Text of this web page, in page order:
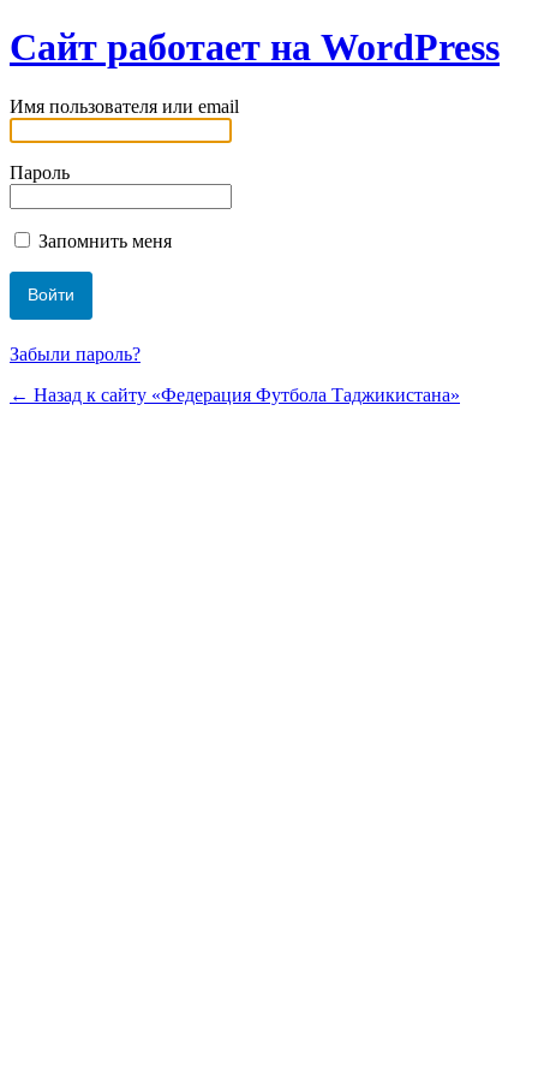
Сайт работает на WordPress
Имя пользователя или email
Пароль
Запомнить меня
Забыли пароль?
← Назад к сайту «Федерация Футбола Таджикистана»